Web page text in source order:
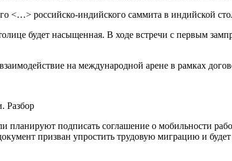
<…> российско-индийского саммита в индийской
будет насыщенная. В ходе встречи с первым
на международной арене в рамках
Разбор
подписать соглашение о мобильности
призван упростить трудовую миграцию и